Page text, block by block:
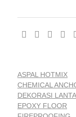
ASPAL HOTMIX
CHEMICAL
DEKORASI
EPOXY FLOOR